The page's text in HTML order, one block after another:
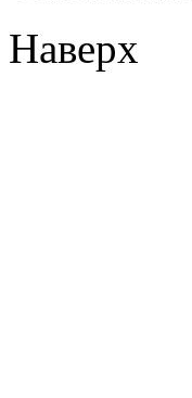
Наверх